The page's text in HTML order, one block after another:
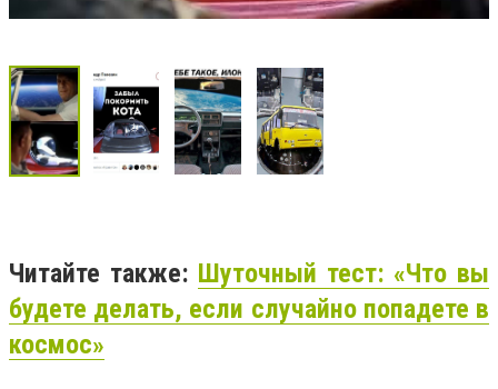
Читайте также: Шуточный тест: «Что вы
будете делать, если случайно попадете в
космос»